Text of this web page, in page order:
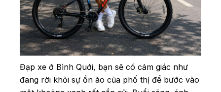
Đạp xe ở Bình Quới, bạn sẽ có cảm giác như
đang rời khỏi sự ồn ào của phố thị để bước vào